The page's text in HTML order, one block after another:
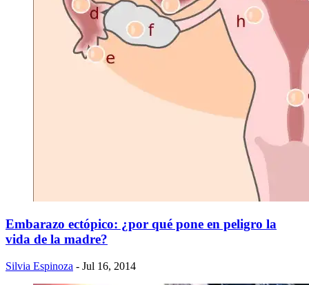
Embarazo ectópico: ¿por qué pone en peligro la
vida de la madre?
Silvia Espinoza - Jul 16, 2014